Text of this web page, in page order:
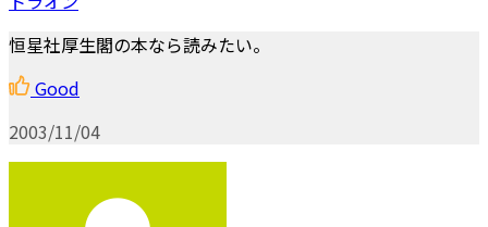
恒星社厚生閣の本なら読みたい。
Good
2003/11/04